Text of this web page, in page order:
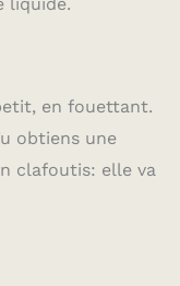
en fouettant.
obtiens une
clafoutis: elle va